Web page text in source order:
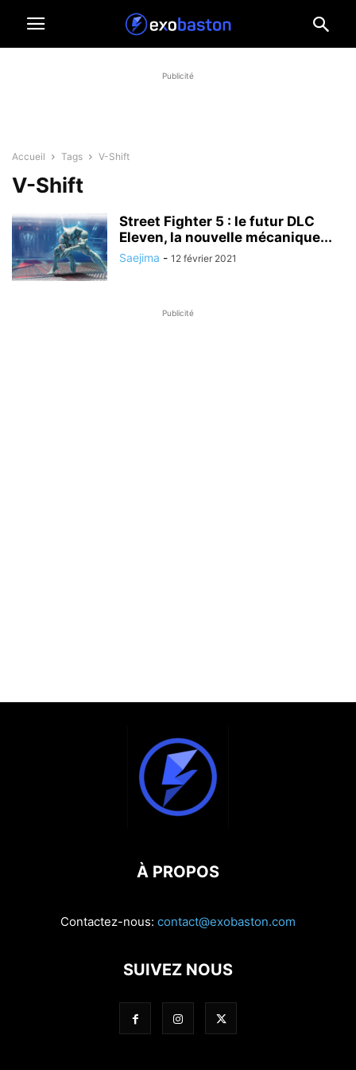
Publicité
Accueil Tags V-Shift
V-Shift
Street Fighter 5 : le futur DLC
Eleven, la nouvelle mécanique...
Saejima - 12 février 2021
Publicité
À PROPOS
Contactez-nous: contact@exobaston.com
SUIVEZ NOUS